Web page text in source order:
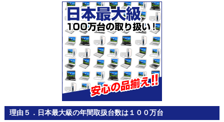
理由５．日本最大級の年間取扱台数は１００万台